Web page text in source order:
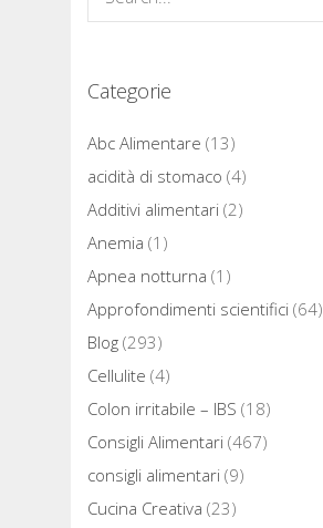
Categorie
Abc Alimentare (13)
acidità di stomaco (4)
Additivi alimentari (2)
Anemia (1)
Apnea notturna (1)
Approfondimenti scientifici (64)
Blog (293)
Cellulite (4)
Colon irritabile – IBS (18)
Consigli Alimentari (467)
consigli alimentari (9)
Cucina Creativa (23)